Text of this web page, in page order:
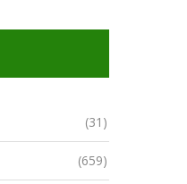
(31)
(659)